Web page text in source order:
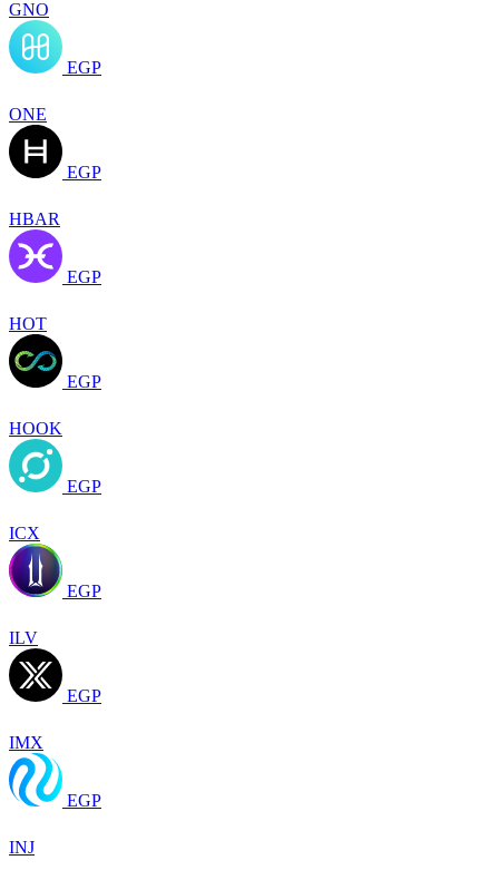
GNO
EGP
ONE
EGP
HBAR
EGP
HOT
EGP
HOOK
EGP
ICX
EGP
ILV
EGP
IMX
EGP
INJ